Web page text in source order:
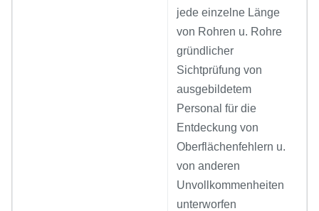
jede einzelne Länge
von Rohren u. Rohre
gründlicher
Sichtprüfung von
ausgebildetem
Personal für die
Entdeckung von
Oberflächenfehlern u.
von anderen
Unvollkommenheiten
unterworfen